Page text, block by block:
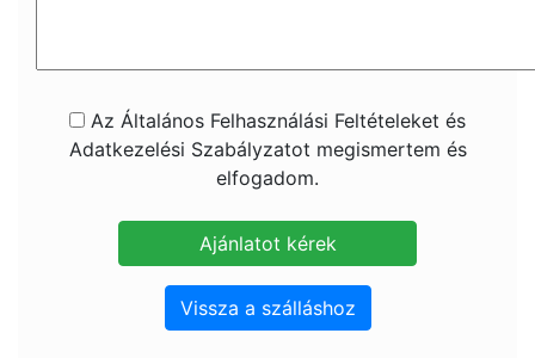
Az Általános Felhasználási Feltételeket és
Adatkezelési Szabályzatot megismertem és
elfogadom.
Vissza a szálláshoz